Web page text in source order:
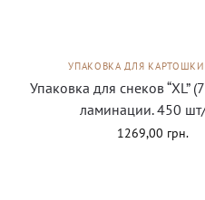
УПАКОВКА ДЛЯ
Упаковка для снеков “XL”
ламинации. 450
1269,00 грн.